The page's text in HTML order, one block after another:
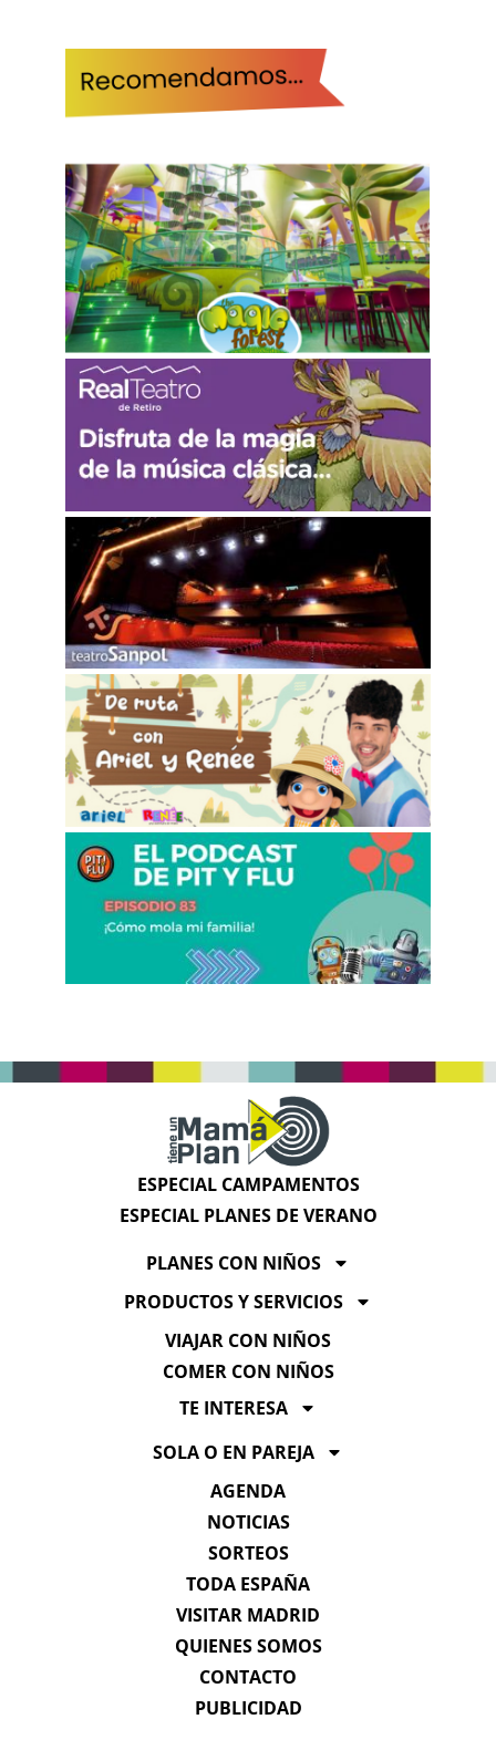
ESPECIAL CAMPAMENTOS
ESPECIAL PLANES DE VERANO
PLANES CON NIÑOS
PRODUCTOS Y SERVICIOS
VIAJAR CON NIÑOS
COMER CON NIÑOS
TE INTERESA
SOLA O EN PAREJA
AGENDA
NOTICIAS
SORTEOS
TODA ESPAÑA
VISITAR MADRID
QUIENES SOMOS
CONTACTO
PUBLICIDAD